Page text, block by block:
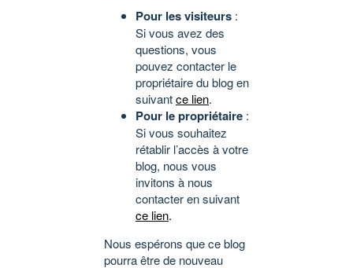
Pour les visiteurs :
Si vous avez des
questions, vous
pouvez contacter le
propriétaire du blog en
suivantce lien.
Pour le propriétaire :
Si vous souhaitez
rétablir l’accès à votre
blog, nous vous
invitons à nous
contacter en suivant
ce lien.
Nous espérons que ce blog
pourra être de nouveau